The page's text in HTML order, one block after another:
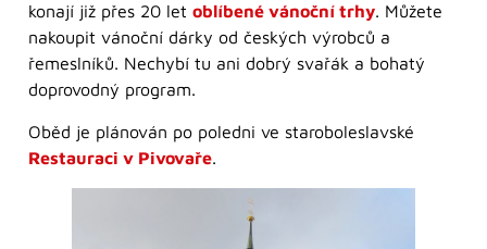
konají již přes 20 let oblíbené vánoční trhy. Můžete
nakoupit vánoční dárky od českých výrobců a
řemeslníků. Nechybí tu ani dobrý svařák a bohatý
doprovodný program.
Oběd je plánován po poledni ve staroboleslavské
Restauraci v Pivovaře